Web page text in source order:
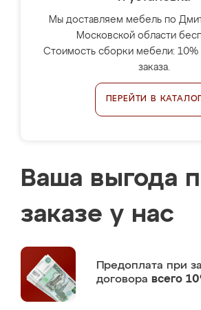
Мы доставляем мебель по
Московской области
Стоимость сборки мебели: 10%
заказа.
ПЕРЕЙТИ В КАТАЛОГ
Ваша выгода
заказе у нас
Предоплата при
договора всего